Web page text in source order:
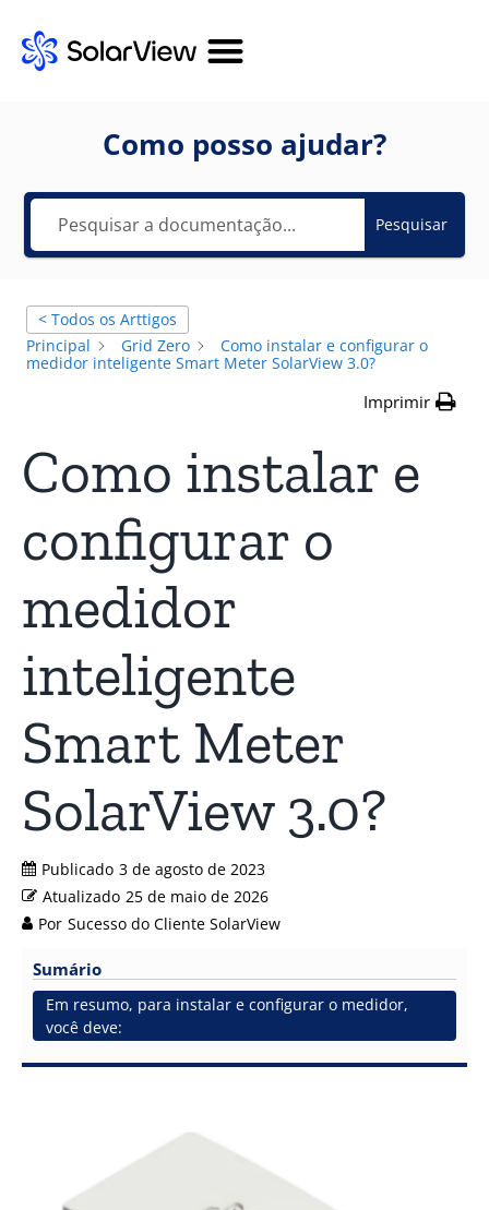
Como posso ajudar?
Pesquisar
< Todos os Arttigos
Principal
Grid Zero
Como instalar e configurar o
medidor inteligente Smart Meter SolarView 3.0?
Imprimir
Como instalar e
configurar o
medidor
inteligente
Smart Meter
SolarView 3.0?
Publicado 3 de agosto de 2023
Atualizado 25 de maio de 2026
Por Sucesso do Cliente SolarView
Sumário
Em resumo, para instalar e configurar o medidor,
você deve: